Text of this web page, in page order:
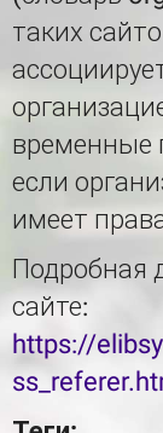
таких
временные
если
имеет
Подробная
сайте:
https://